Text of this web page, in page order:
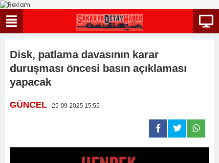
Disk, patlama davasının karar
duruşması öncesi basın açıklaması
yapacak
GÜNCEL - 25-09-2025 15:55